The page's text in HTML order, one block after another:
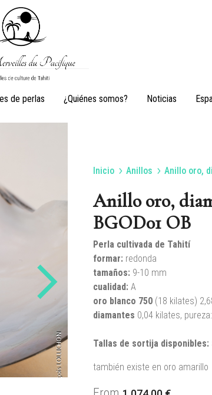
Anillos
Collares de perlas
de perlas ¿Quiénes somos? Noticias
Inicio Anillos Anillo oro,
Anillo oro,
BGOD01 OB
Perla cultivada de Tahití
formar: redonda
tamaños: 9-10 mm
cualidad: A
oro blanco 750 (18 kilates)
diamantes 0,04 kilates,
Tallas de sortija disponibles:
también existe en oro amarillo